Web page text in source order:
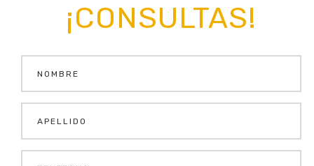
¡CONSULTAS!